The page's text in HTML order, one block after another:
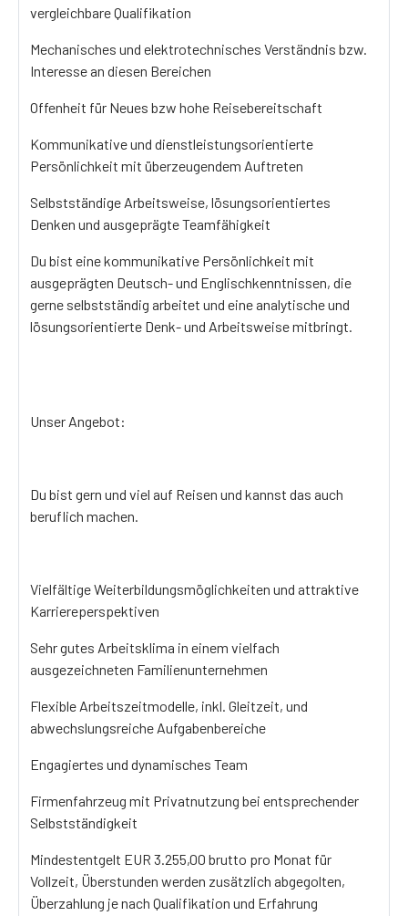
vergleichbare Qualifikation
Mechanisches und elektrotechnisches Verständnis bzw.
Interesse an diesen Bereichen
Offenheit für Neues bzw hohe Reisebereitschaft
Kommunikative und dienstleistungsorientierte
Persönlichkeit mit überzeugendem Auftreten
Selbstständige Arbeitsweise, lösungsorientiertes
Denken und ausgeprägte Teamfähigkeit
Du bist eine kommunikative Persönlichkeit mit
ausgeprägten Deutsch- und Englischkenntnissen, die
gerne selbstständig arbeitet und eine analytische und
lösungsorientierte Denk- und Arbeitsweise mitbringt.
Unser Angebot:
Du bist gern und viel auf Reisen und kannst das auch
beruflich machen.
Vielfältige Weiterbildungsmöglichkeiten und attraktive
Karriereperspektiven
Sehr gutes Arbeitsklima in einem vielfach
ausgezeichneten Familienunternehmen
Flexible Arbeitszeitmodelle, inkl. Gleitzeit, und
abwechslungsreiche Aufgabenbereiche
Engagiertes und dynamisches Team
Firmenfahrzeug mit Privatnutzung bei entsprechender
Selbstständigkeit
Mindestentgelt EUR 3.255,00 brutto pro Monat für
Vollzeit, Überstunden werden zusätzlich abgegolten,
Überzahlung je nach Qualifikation und Erfahrung